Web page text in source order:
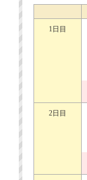
1日目
2日目